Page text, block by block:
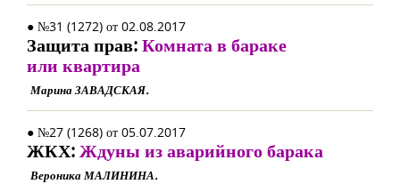
● №31 (1272) от 02.08.2017
Защита прав:Комната в бараке
или квартира
Марина ЗАВАДСКАЯ.
● №27 (1268) от 05.07.2017
ЖКХ:Ждуны из аварийного барака
Вероника МАЛИНИНА.